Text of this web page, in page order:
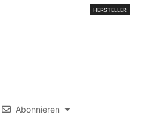
HERSTELLER
Abonnieren